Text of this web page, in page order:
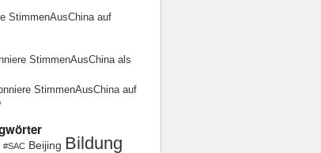
#SAC Beijing Bildung